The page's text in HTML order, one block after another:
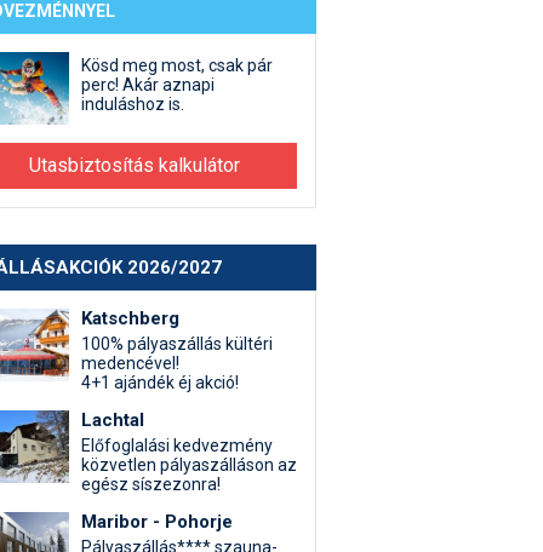
Kösd meg most, csak pár
perc! Akár aznapi
induláshoz is.
Utasbiztosítás kalkulátor
2026/2027
Katschberg
100% pályaszállás kültéri
medencével!
4+1 ajándék éj akció!
Lachtal
Előfoglalási kedvezmény
közvetlen pályaszálláson az
egész síszezonra!
Maribor - Pohorje
Pályaszállás**** szauna-